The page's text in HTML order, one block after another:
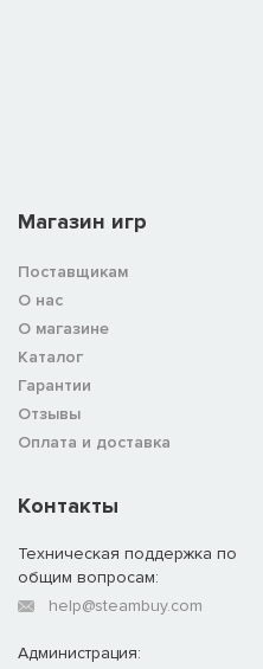
Магазин игр
Поставщикам
О нас
О магазине
Каталог
Гарантии
Отзывы
Оплата и доставка
Контакты
Техническая поддержка по
общим вопросам:
help@steambuy.com
Администрация: